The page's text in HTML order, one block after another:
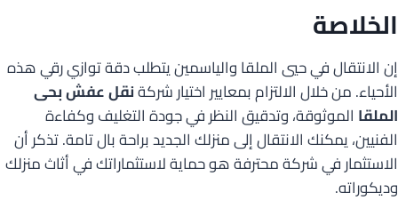
الخلاصة
إن الانتقال في حيي الملقا والياسمين يتطلب دقة توازي رقي هذه
الأحياء. من خلال الالتزام بمعايير اختيار شركةنقل عفش بحى
الملقا الموثوقة، وتدقيق النظر في جودة التغليف وكفاءة
الفنيين، يمكنك الانتقال إلى منزلك الجديد براحة بال تامة. تذكر أن
الاستثمار في شركة محترفة هو حماية لاستثماراتك في أثاث منزلك
وديكوراته.